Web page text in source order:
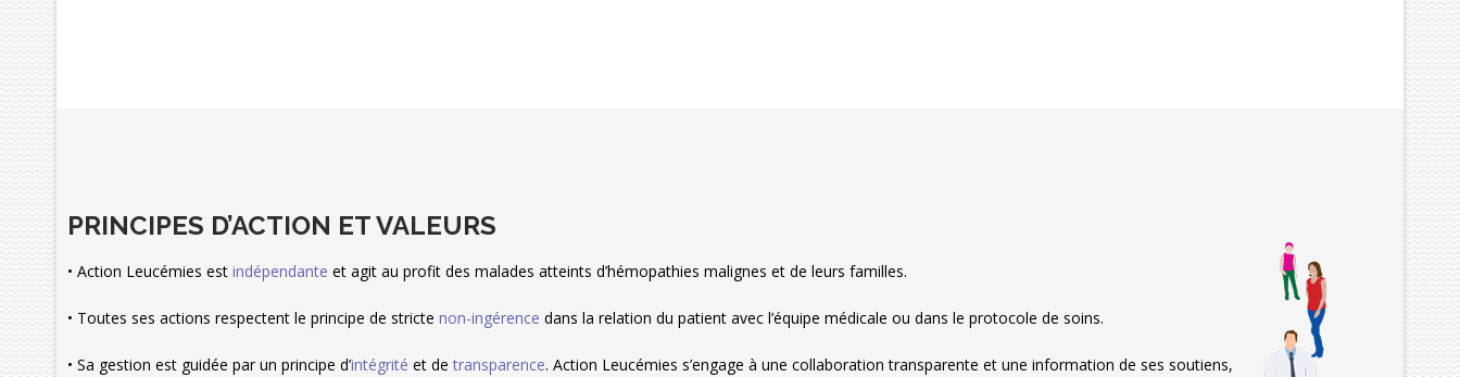
PRINCIPES D’ACTION ET VALEURS
• Action Leucémies est indépendante et agit au profit des malades atteints d’hémopathies malignes et de leurs familles.
• Toutes ses actions respectent le principe de stricte non-ingérence dans la relation du patient avec l’équipe médicale ou dans le protocole de soins.
• Sa gestion est guidée par un principe d’intégrité et detransparence. Action Leucémies s’engage à une collaboration transparente et une information de ses soutiens,